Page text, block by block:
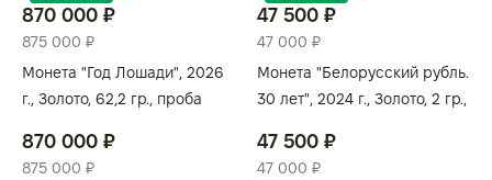
870 000 ₽
875 000 ₽
Монета "Год Лошади", 2026
г., Золото, 62,2 гр., проба
870 000 ₽
875 000 ₽
47 500 ₽
47 000 ₽
Монета "Белорусский рубль.
30 лет", 2024 г., Золото, 2 гр.,
47 500 ₽
47 000 ₽